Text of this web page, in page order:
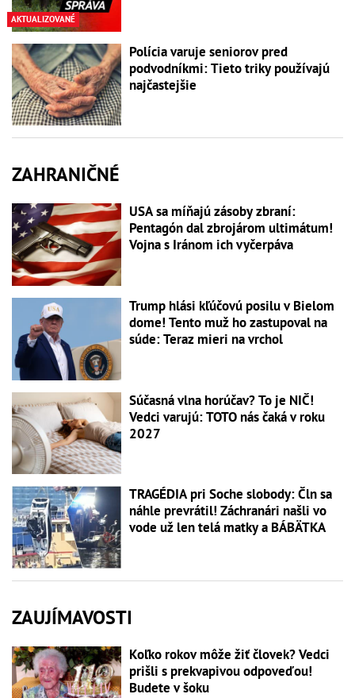
AKTUALIZOVANÉ
Polícia varuje seniorov pred
podvodníkmi: Tieto triky používajú
najčastejšie
ZAHRANIČNÉ
USA sa míňajú zásoby zbraní:
Pentagón dal zbrojárom ultimátum!
Vojna s Iránom ich vyčerpáva
Trump hlási kľúčovú posilu v Bielom
dome! Tento muž ho zastupoval na
súde: Teraz mieri na vrchol
Súčasná vlna horúčav? To je NIČ!
Vedci varujú: TOTO nás čaká v roku
2027
TRAGÉDIA pri Soche slobody: Čln sa
náhle prevrátil! Záchranári našli vo
vode už len telá matky a BÁBÄTKA
ZAUJÍMAVOSTI
Koľko rokov môže žiť človek? Vedci
prišli s prekvapivou odpoveďou!
Budete v šoku